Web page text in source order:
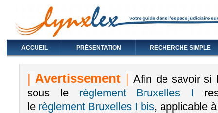
ACCUEIL PRÉSENTATION RECHERCHE SIMPLE
|Avertissement | Afin de savoir si
sous le règlement Bruxelles I
le règlement Bruxelles I bis, applicable